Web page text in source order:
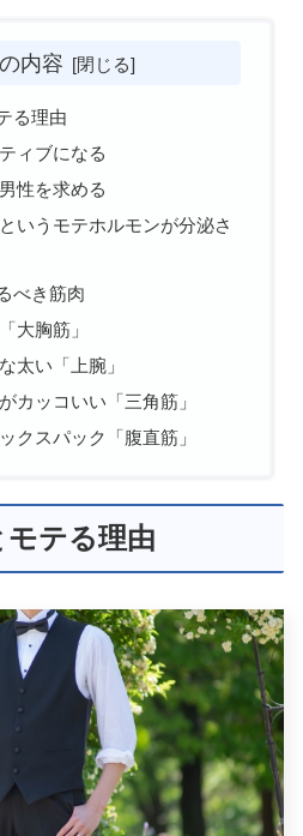
内容
る理由
ィブになる
性を求める
いうモテホルモンが分泌さ
べき筋肉
大胸筋」
太い「上腕」
カッコいい「三角筋」
クスパック「腹直筋」
テる理由